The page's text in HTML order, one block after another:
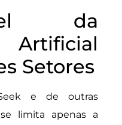
da
Artificial
Setores
e de outras
limita apenas a